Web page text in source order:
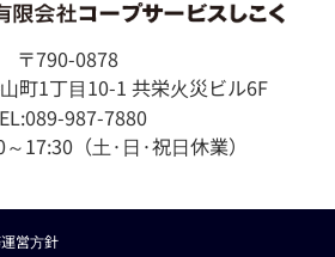
〒790-0878
町1丁⽬10-1 共栄⽕災ビル6F
987-7880
17:30（⼟·⽇·祝⽇休業）
営⽅針